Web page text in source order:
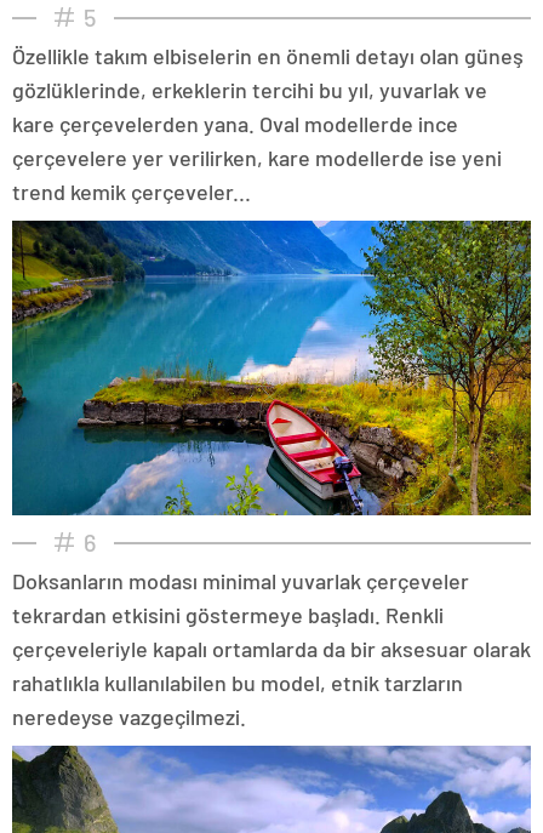
5
Özellikle takım elbiselerin en önemli detayı olan güneş
gözlüklerinde, erkeklerin tercihi bu yıl, yuvarlak ve
kare çerçevelerden yana. Oval modellerde ince
çerçevelere yer verilirken, kare modellerde ise yeni
trend kemik çerçeveler...
6
Doksanların modası minimal yuvarlak çerçeveler
tekrardan etkisini göstermeye başladı. Renkli
çerçeveleriyle kapalı ortamlarda da bir aksesuar olarak
rahatlıkla kullanılabilen bu model, etnik tarzların
neredeyse vazgeçilmezi.